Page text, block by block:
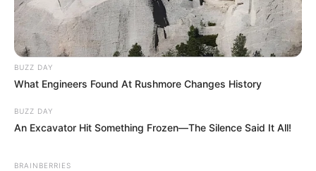
BUZZ DAY
What Engineers Found At Rushmore Changes History
BUZZ DAY
An Excavator Hit Something Frozen—The Silence Said It All!
BRAINBERRIES